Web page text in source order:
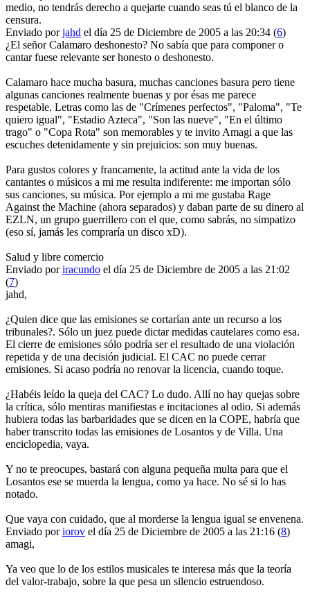
medio, no tendrás derecho a quejarte cuando seas tú el blanco de la
censura.
Enviado porjahd el día 25 de Diciembre de 2005 a las 20:34 (6)
¿El señor Calamaro deshonesto? No sabía que para componer o
cantar fuese relevante ser honesto o deshonesto.
Calamaro hace mucha basura, muchas canciones basura pero tiene
algunas canciones realmente buenas y por ésas me parece
respetable. Letras como las de "Crímenes perfectos", "Paloma", "Te
quiero igual", "Estadio Azteca", "Son las nueve", "En el último
trago" o "Copa Rota" son memorables y te invito Amagi a que las
escuches detenidamente y sin prejuicios: son muy buenas.
Para gustos colores y francamente, la actitud ante la vida de los
cantantes o músicos a mi me resulta indiferente: me importan sólo
sus canciones, su música. Por ejemplo a mi me gustaba Rage
Against the Machine (ahora separados) y daban parte de su dinero al
EZLN, un grupo guerrillero con el que, como sabrás, no simpatizo
(eso sí, jamás les compraría un disco xD).
Salud y libre comercio
Enviado poriracundo el día 25 de Diciembre de 2005 a las 21:02
(7)
jahd,
¿Quien dice que las emisiones se cortarían ante un recurso a los
tribunales?. Sólo un juez puede dictar medidas cautelares como esa.
El cierre de emisiones sólo podría ser el resultado de una violación
repetida y de una decisión judicial. El CAC no puede cerrar
emisiones. Si acaso podría no renovar la licencia, cuando toque.
¿Habéis leído la queja del CAC? Lo dudo. Allí no hay quejas sobre
la crítica, sólo mentiras manifiestas e incitaciones al odio. Si además
hubiera todas las barbaridades que se dicen en la COPE, habría que
haber transcrito todas las emisiones de Losantos y de Villa. Una
enciclopedia, vaya.
Y no te preocupes, bastará con alguna pequeña multa para que el
Losantos ese se muerda la lengua, como ya hace. No sé si lo has
notado.
Que vaya con cuidado, que al morderse la lengua igual se envenena.
Enviado poriorov el día 25 de Diciembre de 2005 a las 21:16 (8)
amagi,
Ya veo que lo de los estilos musicales te interesa más que la teoría
del valor-trabajo, sobre la que pesa un silencio estruendoso.